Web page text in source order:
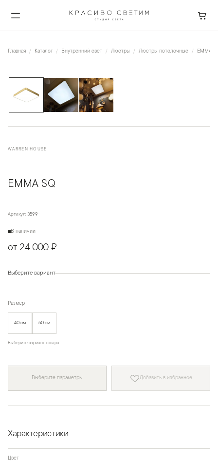
Главная Каталог Внутренний свет Люстры Люстры потолочные EMMA
WARREN HOUSE
EMMA SQ
Артикул: 3599-
В наличии
от 24 000 ₽
Выберите вариант
Размер
40 см 50 см
Выберите вариант товара
Выберите параметры Добавить в избранное
Характеристики
Цвет